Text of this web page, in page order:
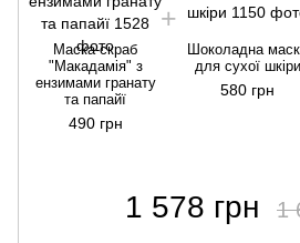
Маска-скраб
"Макадамія" з
ензимами гранату
та папайї
490 грн
Шоколадна
для сухої шкіри
580 грн
1 578 грн 1